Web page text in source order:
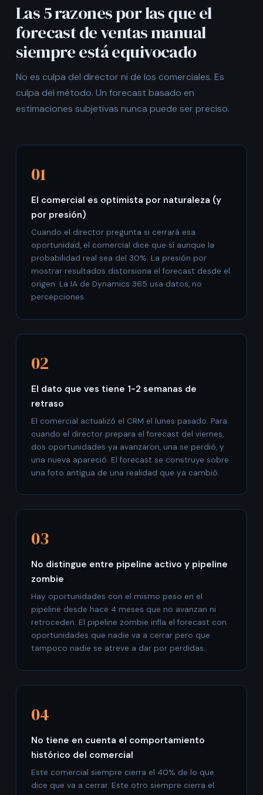
Las 5 razones por las que el
forecast de ventas manual
siempre está equivocado
No es culpa del director ni de los comerciales. Es
culpa del método. Un forecast basado en
estimaciones subjetivas nunca puede ser preciso.
01
El comercial es optimista por naturaleza (y
por presión)
Cuando el director pregunta si cerrará esa
oportunidad, el comercial dice que sí aunque la
probabilidad real sea del 30%. La presión por
mostrar resultados distorsiona el forecast desde el
origen. La IA de Dynamics 365 usa datos, no
percepciones.
02
El dato que ves tiene 1-2 semanas de
retraso
El comercial actualizó el CRM el lunes pasado. Para
cuando el director prepara el forecast del viernes,
dos oportunidades ya avanzaron, una se perdió, y
una nueva apareció. El forecast se construye sobre
una foto antigua de una realidad que ya cambió.
03
No distingue entre pipeline activo y pipeline
zombie
Hay oportunidades con el mismo peso en el
pipeline desde hace 4 meses que no avanzan ni
retroceden. El pipeline zombie infla el forecast con
oportunidades que nadie va a cerrar pero que
tampoco nadie se atreve a dar por perdidas.
04
No tiene en cuenta el comportamiento
histórico del comercial
Este comercial siempre cierra el 40% de lo que
dice que va a cerrar. Este otro siempre cierra el